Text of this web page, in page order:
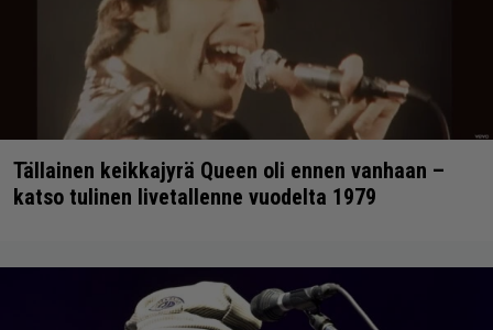
Tällainen keikkajyrä Queen oli ennen vanhaan –
katso tulinen livetallenne vuodelta 1979